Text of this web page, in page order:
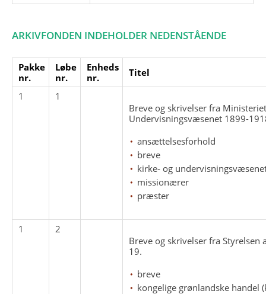
ARKIVFONDEN INDEHOLDER NEDENSTÅENDE
Pakke
nr.
Løbe
nr.
Enheds
nr.
Titel
1
1
Breve og skrivelser fra
Undervisningsvæsenet 1899-
ansættelsesforhold
breve
kirke- og
missionærer
præster
1
2
Breve og skrivelser fra
19.
breve
kongelige grønlandske handel